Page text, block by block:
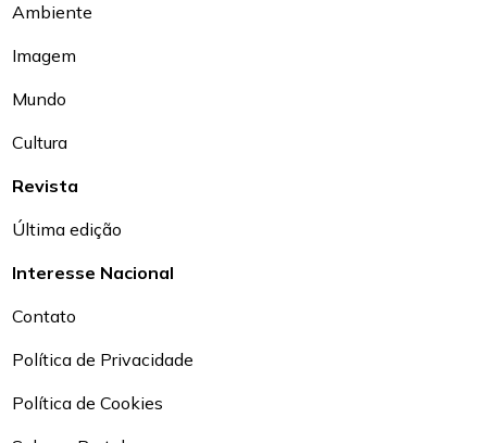
Ambiente
Imagem
Mundo
Cultura
Revista
Última edição
Interesse Nacional
Contato
Política de Privacidade
Política de Cookies